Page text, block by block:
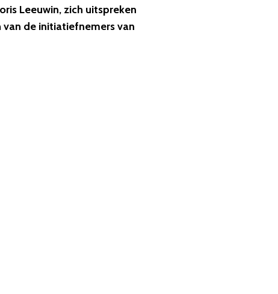
Leeuwin, zich uitspreken
van de initiatiefnemers van